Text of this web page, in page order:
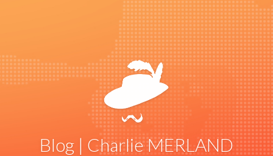
Blog | Charlie MERLAND